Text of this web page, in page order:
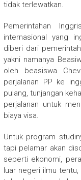
tidak terlewatkan.
Pemerintahan
internasional yang
diberi dari
yakni namanya
oleh beasiswa
perjalanan PP ke
pulang, tunjangan
perjalanan untuk
biaya visa.
Untuk program
tapi pelamar akan
seperti ekonomi,
luar negeri ilmu